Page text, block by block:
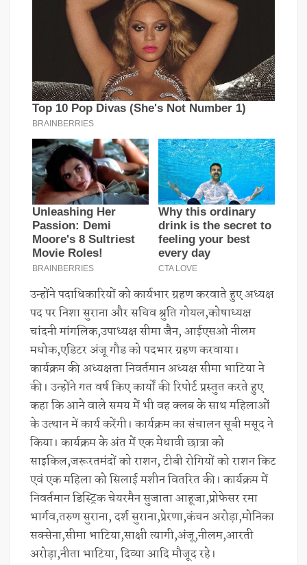
उन्होंने पदाधिकारियों को कार्यभार ग्रहण करवाते हुए अध्यक्ष
पद पर निशा सुराना और सचिव श्रुति गोयल,कोषाध्यक्ष
चांदनी मांगलिक,उपाध्यक्ष सीमा जैन, आईएसओ नीलम
मधोक,एडिटर अंजू गौड को पदभार ग्रहण करवाया।
कार्यक्रम की अध्यक्षता निवर्तमान अध्यक्ष सीमा भाटिया ने
की। उन्होंने गत वर्ष किए कार्यों की रिपोर्ट प्रस्तुत करते हुए
कहा कि आने वाले समय में भी वह क्लब के साथ महिलाओं
के उत्थान में कार्य करेंगी। कार्यक्रम का संचालन सूबी मसूद ने
किया। कार्यक्रम के अंत में एक मेधावी छात्रा को
साइकिल,जरूरतमंदों को राशन, टीबी रोगियों को राशन किट
एवं एक महिला को सिलाई मशीन वितरित की। कार्यक्रम में
निवर्तमान डिस्ट्रिक चेयरमैन सुजाता आहूजा,प्रोफेसर रमा
भार्गव,तरुण सुराना, दर्श सुराना,प्रेरणा,कंचन अरोड़ा,मोनिका
सक्सेना,सीमा भाटिया,साक्षी त्यागी,अंजू,नीलम,आरती
अरोड़ा,नीता भाटिया, दिव्या आदि मौजूद रहे।